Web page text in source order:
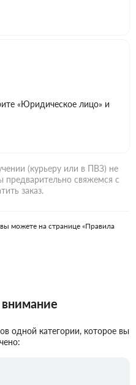
«Юридическое лицо» и
(курьеру или в ПВЗ) не
свяжемся с
заказ.
можете на странице «Правила
одной категории, которое вы